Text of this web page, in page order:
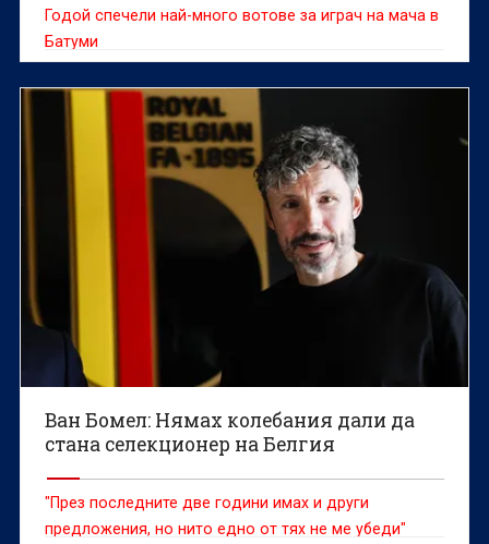
Годой спечели най-много вотове за играч на мача в
Батуми
Ван Бомел: Нямах колебания дали да
стана селекционер на Белгия
"През последните две години имах и други
предложения, но нито едно от тях не ме убеди"